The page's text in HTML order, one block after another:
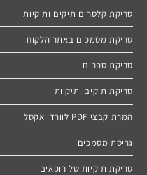
סריקת קלסרים תיקים ותיקיות
סריקת מסמכים באתר הלקוח
סריקת ספרים
סריקת תיקים ותיקיות
המרת קבצי PDF לוורד ואקסל
גריסת מסמכים
סריקת תיקיות של רופאים